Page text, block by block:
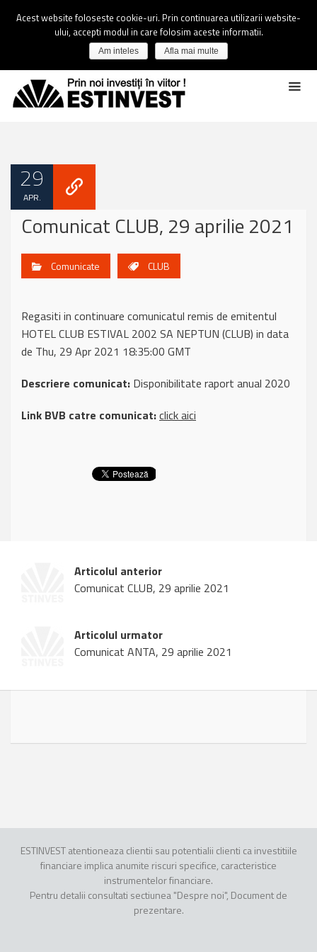
29
APR.
Comunicat CLUB, 29 aprilie 2021
Comunicate CLUB
Regasiti in continuare comunicatul remis de emitentul
HOTEL CLUB ESTIVAL 2002 SA NEPTUN (CLUB) in data
de Thu, 29 Apr 2021 18:35:00 GMT
Descriere comunicat: Disponibilitate raport anual 2020
Link BVB catre comunicat:click aici
Articolul anterior
Comunicat CLUB, 29 aprilie 2021
Articolul urmator
Comunicat ANTA, 29 aprilie 2021
ESTINVEST atentioneaza clientii sau potentialii clienti ca investitiile
financiare implica anumite riscuri specifice, caracteristice
instrumentelor financiare.
Pentru detalii consultati sectiunea "Despre noi", Document de
prezentare.
Acest website foloseste cookie-uri. Prin continuarea utilizarii website-
ului, accepti modul in care folosim aceste informatii.
Am inteles Afla mai multe